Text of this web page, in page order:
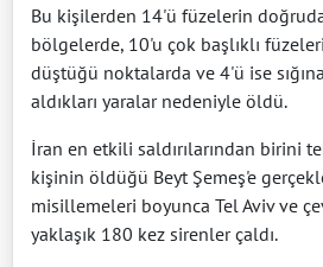
Bu kişilerden 14'ü füzelerin
bölgelerde, 10'u çok başlıklı
düştüğü noktalarda ve 4'ü ise
aldıkları yaralar nedeniyle öldü.
İran en etkili saldırılarından birini
kişinin öldüğü Beyt Şemeş'e
misillemeleri boyunca Tel Aviv ve
yaklaşık 180 kez sirenler çaldı.